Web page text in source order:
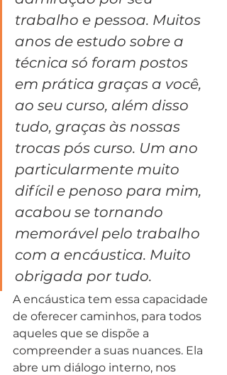
trabalho e pessoa. Muitos
anos de estudo sobre a
técnica só foram postos
em prática graças a você,
ao seu curso, além disso
tudo, graças às nossas
trocas pós curso. Um ano
particularmente muito
difícil e penoso para mim,
acabou se tornando
memorável pelo trabalho
com a encáustica. Muito
obrigada por tudo.
A encáustica tem essa capacidade
de oferecer caminhos, para todos
aqueles que se dispõe a
compreender a suas nuances. Ela
abre um diálogo interno, nos